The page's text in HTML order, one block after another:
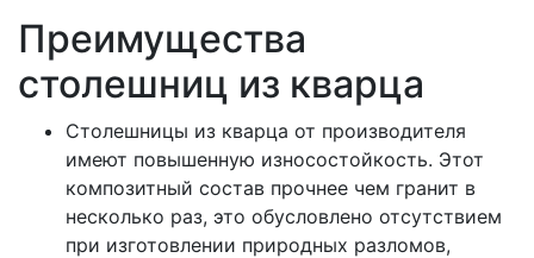
Преимущества
столешниц из кварца
Столешницы из кварца от производителя
имеют повышенную износостойкость. Этот
композитный состав прочнее чем гранит в
несколько раз, это обусловлено отсутствием
при изготовлении природных разломов,